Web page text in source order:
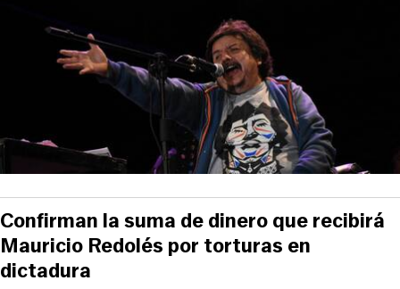
Confirman la suma de dinero que recibirá
Mauricio Redolés por torturas en
dictadura